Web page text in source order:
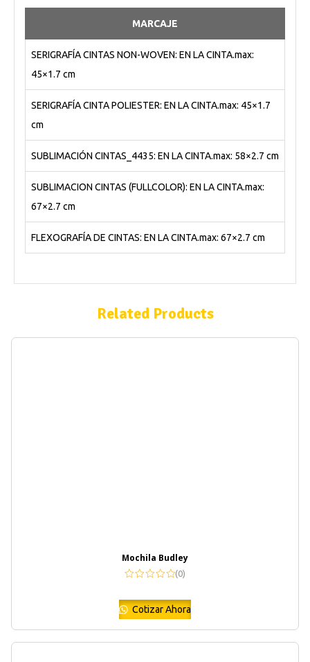
MARCAJE
SERIGRAFÍA CINTAS NON-WOVEN: EN LA CINTA.max:
45×1.7 cm
SERIGRAFÍA CINTA POLIESTER: EN LA CINTA.max: 45×1.7
cm
SUBLIMACIÓN CINTAS_4435: EN LA CINTA.max: 58×2.7 cm
SUBLIMACION CINTAS (FULLCOLOR): EN LA CINTA.max:
67×2.7 cm
FLEXOGRAFÍA DE CINTAS: EN LA CINTA.max: 67×2.7 cm
Related Products
Mochila Budley
(0)
Cotizar Ahora